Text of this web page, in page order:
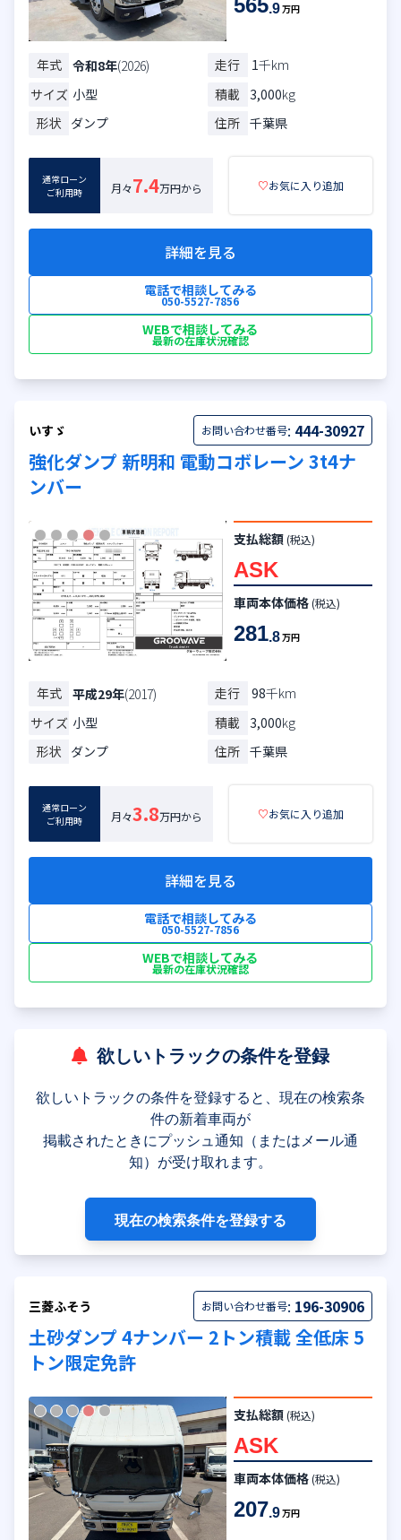
565.9万円
年式 令和8年(2026) 走行 1千km
サイズ 小型 積載 3,000kg
形状 ダンプ 住所 千葉県
通常ローン
ご利用時
月々7.4万円から ♡お気に入り追加
詳細を見る
電話で相談してみる
050-5527-7856
WEBで相談してみる
最新の在庫状況確認
いすゞ お問い合わせ番号: 444-30927
強化ダンプ 新明和 電動コボレーン 3t4ナ
ンバー
支払総額 (税込)
ASK
車両本体価格 (税込)
281.8万円
年式 平成29年(2017) 走行 98千km
サイズ 小型 積載 3,000kg
形状 ダンプ 住所 千葉県
通常ローン
ご利用時
月々3.8万円から ♡お気に入り追加
詳細を見る
電話で相談してみる
050-5527-7856
WEBで相談してみる
最新の在庫状況確認
欲しいトラックの条件を登録
欲しいトラックの条件を登録すると、現在の検索条
件の新着車両が
掲載されたときにプッシュ通知（またはメール通
知）が受け取れます。
現在の検索条件を登録する
三菱ふそう お問い合わせ番号: 196-30906
土砂ダンプ 4ナンバー 2トン積載 全低床 5
トン限定免許
支払総額 (税込)
ASK
車両本体価格 (税込)
207.9万円